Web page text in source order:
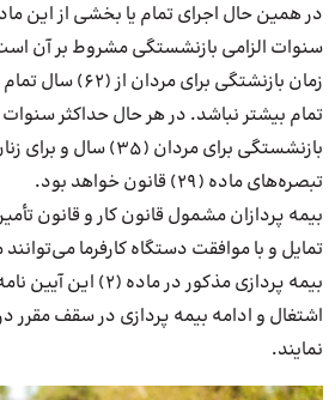
در همین حال اجرای تمام یا بخشی از این
سنوات الزامی بازنشستگی مشروط بر آن
تمام بیشتر نباشد. در هر حال حداکثر سنوات
تبصره‌های ماده (۲۹) قانون خواهد بود.
بیمه پردازان مشمول قانون کار و قانون
تمایل و با موافقت دستگاه کارفرما می‌توانند
بیمه پردازی مذکور در
اشتغال و ادامه بیمه پردازی در سقف مقرر
نمایند.